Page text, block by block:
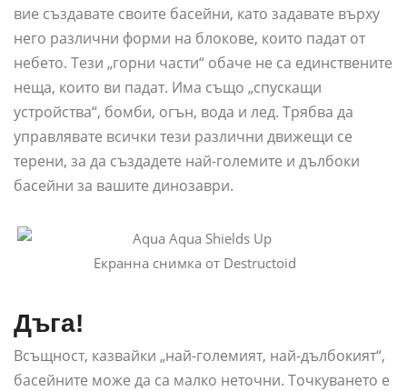
вие създавате своите басейни, като задавате върху
него различни форми на блокове, които падат от
небето. Тези „горни части“ обаче не са единствените
неща, които ви падат. Има също „спускащи
устройства“, бомби, огън, вода и лед. Трябва да
управлявате всички тези различни движещи се
терени, за да създадете най-големите и дълбоки
басейни за вашите динозаври.
Екранна снимка от Destructoid
Дъга!
Всъщност, казвайки „най-големият, най-дълбокият“,
басейните може да са малко неточни. Точкуването е